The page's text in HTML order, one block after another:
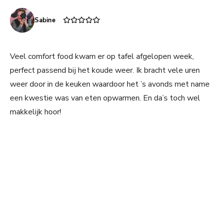
Sabine
Veel comfort food kwam er op tafel afgelopen week,
perfect passend bij het koude weer. Ik bracht vele uren
weer door in de keuken waardoor het ’s avonds met name
een kwestie was van eten opwarmen. En da’s toch wel
makkelijk hoor!